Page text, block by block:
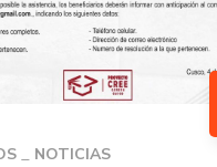
NOTICIAS